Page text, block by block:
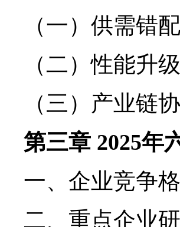
（一）供需错
（二）性能升
（三）产业链
第三章 2025年
一、企业竞争
二、重点企业